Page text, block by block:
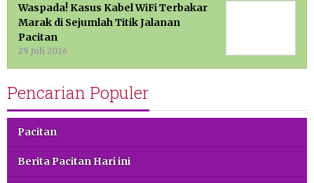
Waspada! Kasus Kabel WiFi Terbakar
Marak di Sejumlah Titik Jalanan
Pacitan
29 Juli 2026
Pencarian Populer
Pacitan
Berita Pacitan Hari ini